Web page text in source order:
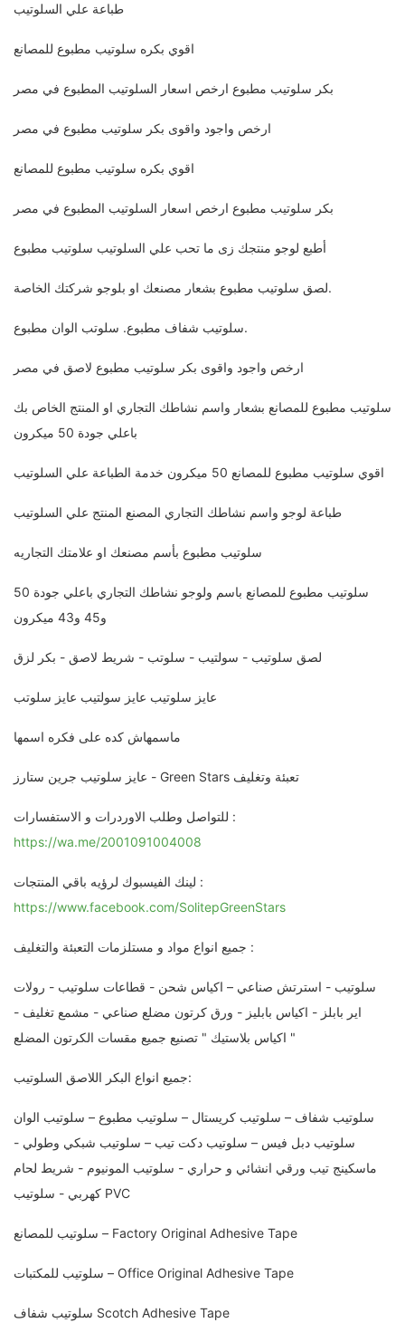
طباعة علي السلوتيب
اقوي بكره سلوتيب مطبوع للمصانع
بكر سلوتيب مطبوع ارخص اسعار السلوتيب المطبوع في مصر
ارخص واجود واقوى بكر سلوتيب مطبوع في مصر
اقوي بكره سلوتيب مطبوع للمصانع
بكر سلوتيب مطبوع ارخص اسعار السلوتيب المطبوع في مصر
أطبع لوجو منتجك زى ما تحب علي السلوتيب سلوتيب مطبوع
لصق سلوتيب مطبوع بشعار مصنعك او بلوجو شركتك الخاصة.
سلوتيب شفاف مطبوع. سلوتب الوان مطبوع.
ارخص واجود واقوى بكر سلوتيب مطبوع لاصق في مصر
سلوتيب مطبوع للمصانع بشعار واسم نشاطك التجاري او المنتج الخاص بك
باعلي جودة 50 ميكرون
اقوي سلوتيب مطبوع للمصانع 50 ميكرون خدمة الطباعة علي السلوتيب
طباعة لوجو واسم نشاطك التجاري المصنع المنتج علي السلوتيب
سلوتيب مطبوع بأسم مصنعك او علامتك التجاريه
سلوتيب مطبوع للمصانع باسم ولوجو نشاطك التجاري باعلي جودة 50
و45 و43 ميكرون
لصق سلوتيب - سولتيب - سلوتب - شريط لاصق - بكر لزق
عايز سلوتيب عايز سولتيب عايز سلوتب
ماسمهاش كده على فكره اسمها
عايز سلوتيب جرين ستارز - Green Stars تعبئة وتغليف
للتواصل وطلب الاوردرات و الاستفسارات :
https://wa.me/2001091004008
لينك الفيسبوك لرؤيه باقي المنتجات :
https://www.facebook.com/SolitepGreenStars
جميع انواع مواد و مستلزمات التعبئة والتغليف :
سلوتيب - استرتش صناعي – اكياس شحن - قطاعات سلوتيب - رولات
اير بابلز - اكياس بابليز - ورق كرتون مضلع صناعي - مشمع تغليف -
اكياس بلاستيك " تصنيع جميع مقسات الكرتون المضلع "
جميع انواع البكر اللاصق السلوتيب:
سلوتيب شفاف – سلوتيب كريستال – سلوتيب مطبوع – سلوتيب الوان
سلوتيب دبل فيس – سلوتيب دكت تيب – سلوتيب شبكي وطولي -
ماسكينج تيب ورقي انشائي و حراري - سلوتيب المونيوم - شريط لحام
كهربي - سلوتيب PVC
سلوتيب للمصانع – Factory Original Adhesive Tape
سلوتيب للمكتبات – Office Original Adhesive Tape
سلوتيب شفاف Scotch Adhesive Tape